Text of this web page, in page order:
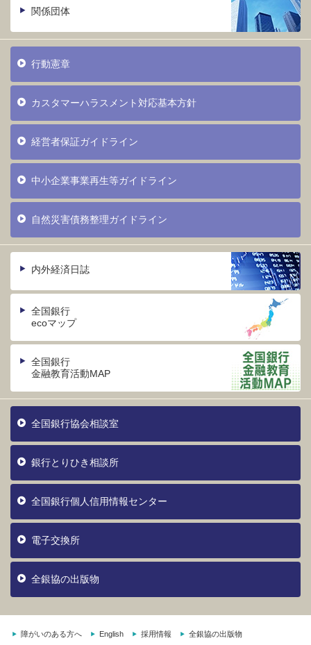
関係団体
行動憲章
カスタマーハラスメント対応基本方針
経営者保証ガイドライン
中小企業事業再生等ガイドライン
自然災害債務整理ガイドライン
内外経済日誌
全国銀行
ecoマップ
全国銀行
金融教育活動MAP
全国銀行協会相談室
銀行とりひき相談所
全国銀行個人信用情報センター
電子交換所
全銀協の出版物
障がいのある方へ English 採用情報 全銀協の出版物